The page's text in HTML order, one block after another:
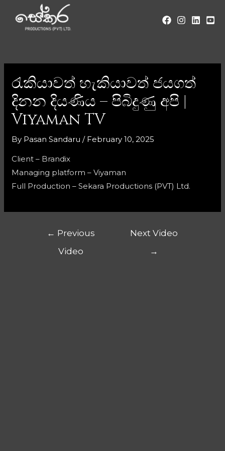
රැකියාවත් හැකියාවත් ජයගත්
දිනන දියණිය – පිබිදුණු අපි |
Viyaman TV
By Pasan Sandaru / February 10, 2025
Client – Brandix
Managing platform – Viyaman
Full Production – Sekara Productions (PVT) Ltd.
← Previous
Video
Next Video
→